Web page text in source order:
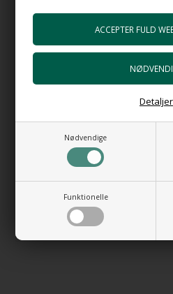
Nødvendige
Funktionelle
Detaljer
Gå til varen
Via Manzoni
håndvask
+2.630,00 DKK
Gå til varen
+86,00 DKK
Gå til varen
i krom
+5.360,00 DKK